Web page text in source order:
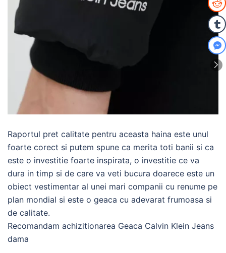
Raportul pret calitate pentru aceasta haina este unul
foarte corect si putem spune ca merita toti banii si ca
este o investitie foarte inspirata, o investitie ce va
dura in timp si de care va veti bucura doarece este un
obiect vestimentar al unei mari companii cu renume pe
plan mondial si este o geaca cu adevarat frumoasa si
de calitate.
Recomandam achizitionarea Geaca Calvin Klein Jeans
dama